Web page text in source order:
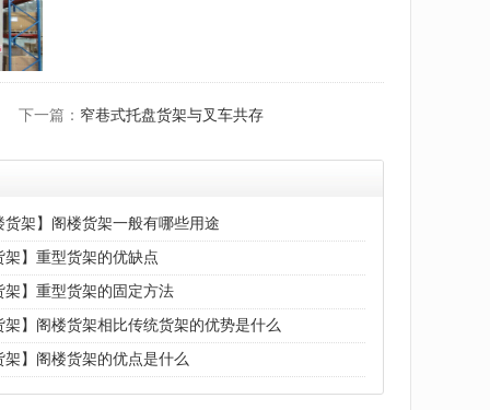
下一篇： 窄巷式托盘货架与叉车共存
货架】阁楼货架一般有哪些用途
架】重型货架的优缺点
架】重型货架的固定方法
架】阁楼货架相比传统货架的优势是什么
架】阁楼货架的优点是什么